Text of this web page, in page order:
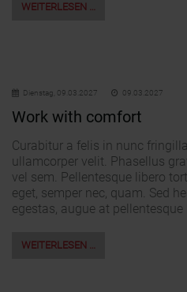
WEITERLESEN …
Dienstag, 09.03.2027 09.03.2027
Work with comfort
Curabitur a felis in nunc
ullamcorper velit. Phasellus
vel sem. Pellentesque libero
eget, semper nec, quam. Sed
egestas, augue at pellentesque
WEITERLESEN …